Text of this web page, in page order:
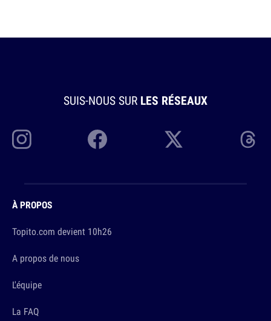
SUIS-NOUS SUR LES RÉSEAUX
À PROPOS
Topito.com devient 10h26
A propos de nous
L'équipe
La FAQ